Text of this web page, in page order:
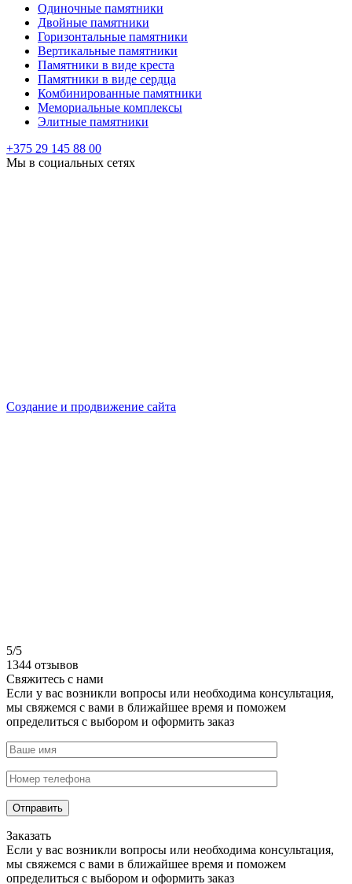
Одиночные памятники
Двойные памятники
Горизонтальные памятники
Вертикальные памятники
Памятники в виде креста
Памятники в виде сердца
Комбинированные памятники
Мемориальные комплексы
Элитные памятники
+375 29 145 88 00
Мы в социальных сетях
Создание и продвижение сайта
5/5
1344 отзывов
Свяжитесь с нами
Если у вас возникли вопросы или необходима консультация,
мы свяжемся с вами в ближайшее время и поможем
определиться с выбором и оформить заказ
Заказать
Если у вас возникли вопросы или необходима консультация,
мы свяжемся с вами в ближайшее время и поможем
определиться с выбором и оформить заказ